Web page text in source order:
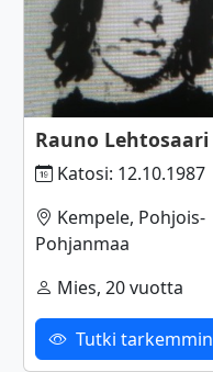
Rauno Lehtosaari
Katosi: 12.10.1987
Kempele, Pohjois-
Pohjanmaa
Mies, 20 vuotta
Tutki tarkemmin